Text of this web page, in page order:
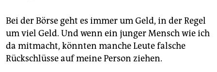
Bei der Börse geht es immer um Geld, in der Regel
um viel Geld. Und wenn ein junger Mensch wie ich
da mitmacht, könnten manche Leute falsche
Rückschlüsse auf meine Person ziehen.